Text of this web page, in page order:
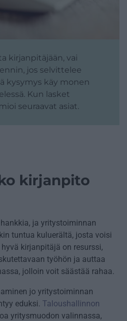
kirjanpitäjään, vai
jos selvittelee
kysymys käy monen
Kun lasket
seuraavat asiat.
kirjanpito
ja yritystoiminnan
tuntua kuluerältä, josta voisi
kirjanpitäjä on resurssi,
työhön ja auttaa
jolloin voit säästää rahaa.
jo yritystoiminnan
eduksi. Taloushallinnon
yritysmuodon valinnassa,